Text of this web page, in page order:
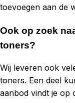
toevoegen aan de
Ook op zoek
toners?
Wij leveren ook
toners. Een deel
aanbod vindt je op